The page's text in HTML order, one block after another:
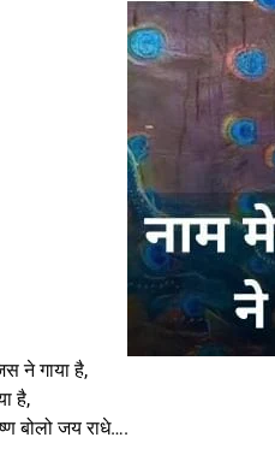
ने गाया है,
है,
बोलो जय राधे….